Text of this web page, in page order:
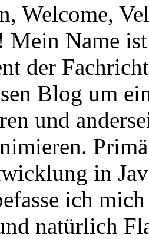
Welcome,
Mein Name
der
Blog um
und
in
ich
natürlich